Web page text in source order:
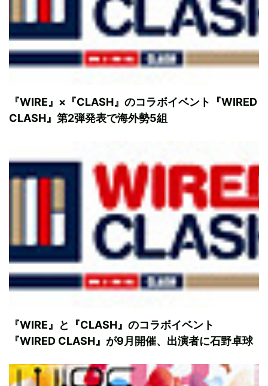
『WIRE』×『CLASH』のコラボイベント『WIRED
CLASH』第2弾発表で海外勢5組
『WIRE』と『CLASH』のコラボイベント
『WIRED CLASH』が9月開催、出演者に石野卓球